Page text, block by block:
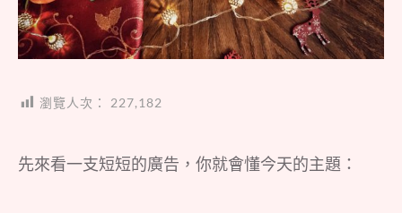
瀏覽人次： 227,182
先來看一支短短的廣告，你就會懂今天的主題：